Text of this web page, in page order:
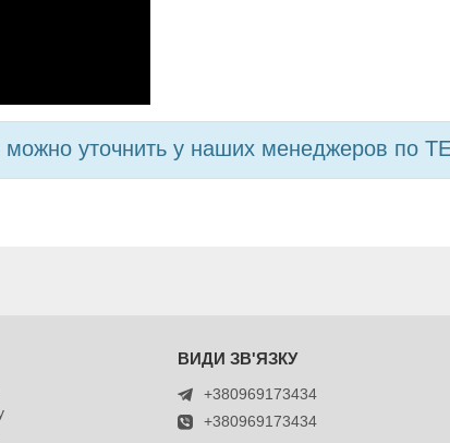
уточнить у наших менеджеров по
+380969173434
+380969173434